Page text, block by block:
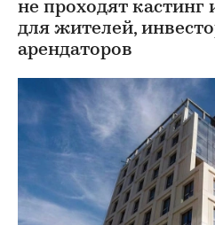
не проходят кастинг
для жителей,
арендаторов